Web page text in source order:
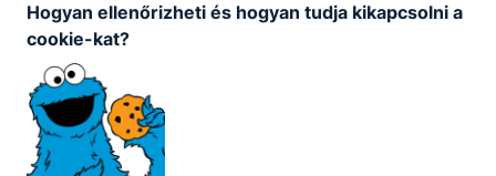
Benedek Béla
Hogyan ellenőrizheti és hogyan tudja kikapcsolni a
cookie-kat?